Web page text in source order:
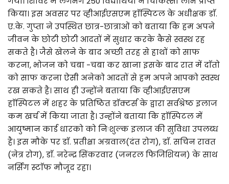
किया। इस अवसर पर व्हीआईएसएम हाॅस्पिटल के अधीक्षक डाॅ.
ए.के. गुप्ता ने उपस्थित छात्र-छात्राओं को बताया कि हम अपने
जीवन के छोटी छोटी आदतों में सुधार करके कैसे स्वस्थ रह
सकते है। जैसे खेलने के बाद अच्छी तरह से हाथों को साफ
करना, भोजन को चबा -चबा कर खाना इसके बाद रात में दाॅतो
को साफ करना ऐसी अनेको आदतों से हम अपने आपको स्वस्थ
रख सकते है। साथ ही उन्होंने बताया कि व्हीआईएसएम
हाॅस्पिटल में शहर के प्रतिष्ठित डाॅक्टर्स के द्वारा सर्वश्रेष्ठ इलाज
कम खर्च में किया जाता है। उन्होंने बताया कि हाॅस्पिटल में
आयुष्मान कार्ड धारको को निःशुल्क इलाज की सुविधा उपलब्ध
है। इस मौके पर डाॅ. प्रतीक्षा अग्रवाल(दंत रोग), डाॅ. सचिन रावत
(नेत्र रोग), डाॅ. नरेन्द्र सिंकरवार (जनरल फिजिशियन) के साथ
नर्सिंग स्टाॅफ मौजूद रहा।